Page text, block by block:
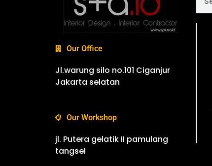
Our Office
Jl.warung silo no.101 Ciganjur
Jakarta selatan
Our Workshop
jl. Putera gelatik II pamulang
tangsel